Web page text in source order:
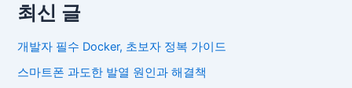
최신 글
개발자 필수 Docker, 초보자 정복 가이드
스마트폰 과도한 발열 원인과 해결책